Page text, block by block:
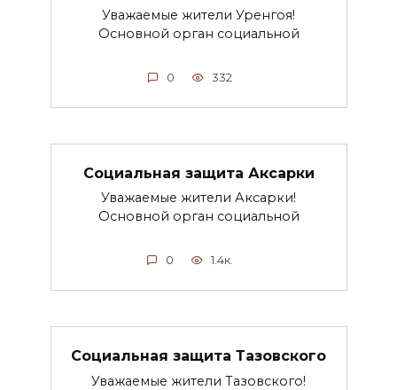
Уважаемые жители Уренгоя!
Основной орган социальной
0 332
Социальная защита Аксарки
Уважаемые жители Аксарки!
Основной орган социальной
0 1.4к.
Социальная защита Тазовского
Уважаемые жители Тазовского!